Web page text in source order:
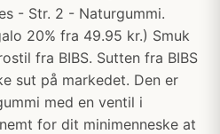
- Str. 2 - Naturgummi.
20% fra 49.95 kr.) Smuk
fra BIBS. Sutten fra BIBS
sut på markedet. Den er
med en ventil i
for dit minimenneske at